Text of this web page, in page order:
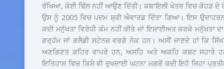
ਰੱਖਿਆ, ਕੋਈ ਢਿੱਲ ਨਹੀਂ ਆਉਣ ਦਿੱਤੀ। ਕਬਾਇਲੀ ਖੇਤਰ ਵਿਚ ਕੋਹੜ ਦੇ
ਉਸ ਨੂੰ 2005 ਵਿਚ ਪਦਮ ਸ਼੍ਰੀ ਐਵਾਰਡ ਦਿੱਤਾ ਗਿਆ। ਇਸ
ਕਦੀ ਮਨੁੱਖਤਾ ਵਿਰੋਧੀ ਕੰਮ ਨਹੀਂ ਕੀਤੇ ਜਾਂ ਇਸਾਈਅਤ ਕਰਕੇ ਮਨੁੱਖਤਾ
ਗਰ੍ਹੱਮ ਜਾਂ ਗਲੈਡੀ ਸਟੇਨਜ਼ ਵਰਗੇ ਨੇਕ ਹਨ। ਅਸੀਂ ਜਾਣਦੇ ਹਾਂ ਕਿ
ਅਣਗਿਣਤ ਕਹਿਰ ਵਾਪਰੇ ਹਨ, ਅਸਹਿ ਅਤੇ ਅਕਹਿ ਕਸ਼ਟ ਸਹਾਰੇ
ਇਤਿਹਾਸ ਵਿਚ ਕਿਸੇ ਵੀ ਦੁਖਦਾਈ ਘਟਨਾ ਮਗਰੋਂ ਕਦੀ ਇਹੋ ਜਿਹਾ